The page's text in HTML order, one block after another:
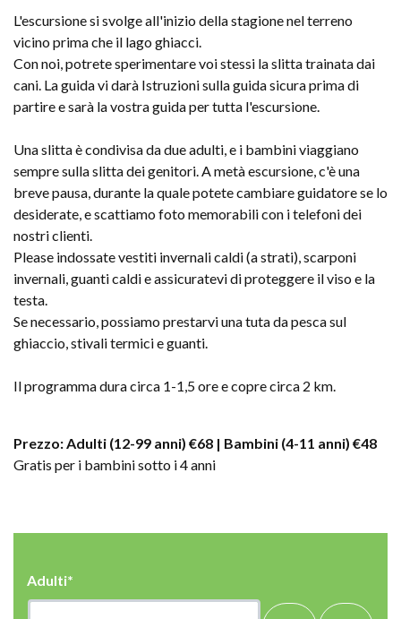
L'escursione si svolge all'inizio della stagione nel terreno
vicino prima che il lago ghiacci.
Con noi, potrete sperimentare voi stessi la slitta trainata dai
cani. La guida vi darà Istruzioni sulla guida sicura prima di
partire e sarà la vostra guida per tutta l'escursione.
Una slitta è condivisa da due adulti, e i bambini viaggiano
sempre sulla slitta dei genitori. A metà escursione, c'è una
breve pausa, durante la quale potete cambiare guidatore se lo
desiderate, e scattiamo foto memorabili con i telefoni dei
nostri clienti.
Please indossate vestiti invernali caldi (a strati), scarponi
invernali, guanti caldi e assicuratevi di proteggere il viso e la
testa.
Se necessario, possiamo prestarvi una tuta da pesca sul
ghiaccio, stivali termici e guanti.
Il programma dura circa 1-1,5 ore e copre circa 2 km.
Prezzo: Adulti (12-99 anni) €68 | Bambini (4-11 anni) €48
Gratis per i bambini sotto i 4 anni
Adulti*